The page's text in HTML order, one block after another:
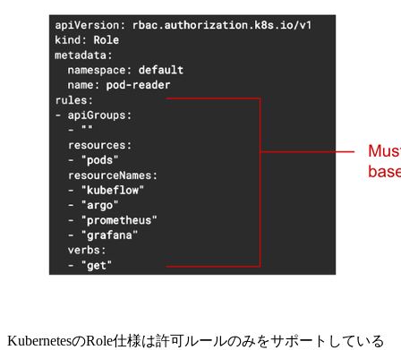
KubernetesのRole仕様は許可ルールのみをサポートしている